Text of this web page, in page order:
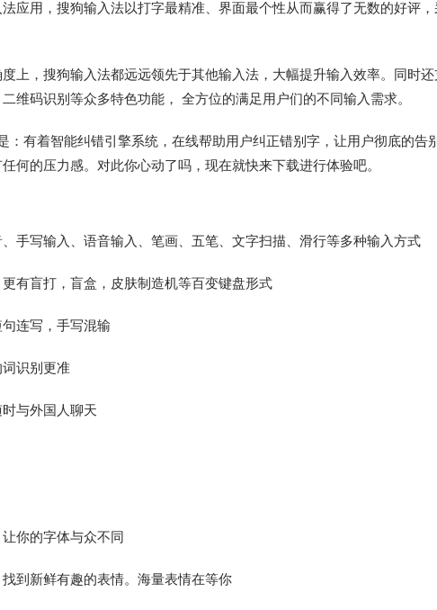
应用，搜狗输入法以打字最精准、界面最个性从而赢得了无数的好评
上，搜狗输入法都远远领先于其他输入法，大幅提升输入效率。同时
维码识别等众多特色功能， 全方位的满足用户们的不同输入需求。
：有着智能纠错引擎系统，在线帮助用户纠正错别字，让用户彻底的告
何的压力感。对此你心动了吗，现在就快来下载进行体验吧。
、手写输入、语音输入、笔画、五笔、文字扫描、滑行等多种输入方式
更有盲打，盲盒，皮肤制造机等百变键盘形式
句连写，手写混输
词识别更准
时与外国人聊天
你的字体与众不同
找到新鲜有趣的表情。海量表情在等你